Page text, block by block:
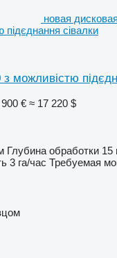
новая
сівалки
можливістю
€ ≈ 17 220 $
Глубина обработки 15
3 га/час Требуемая